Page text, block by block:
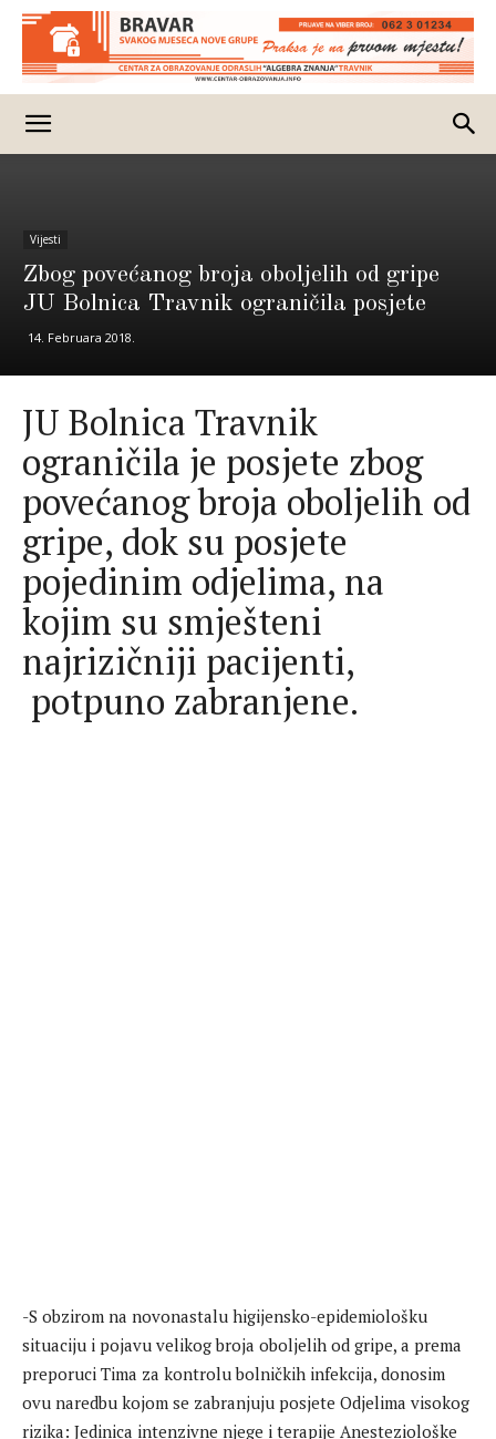
Vijesti
Zbog povećanog broja oboljelih od gripe
JU Bolnica Travnik ograničila posjete
14. Februara 2018.
JU Bolnica Travnik
ograničila je posjete zbog
povećanog broja oboljelih od
gripe, dok su posjete
pojedinim odjelima, na
kojim su smješteni
najrizičniji pacijenti,
potpuno zabranjene.
-S obzirom na novonastalu higijensko-epidemiološku
situaciju i pojavu velikog broja oboljelih od gripe, a prema
preporuci Tima za kontrolu bolničkih infekcija, donosim
ovu naredbu kojom se zabranjuju posjete Odjelima visokog
rizika: Jedinica intenzivne njege i terapije Anesteziološke